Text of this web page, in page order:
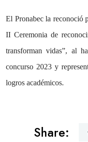
El Pronabec la reconoció
II Ceremonia de
transforman vidas”, al
concurso 2023 y
logros académicos.
Share: